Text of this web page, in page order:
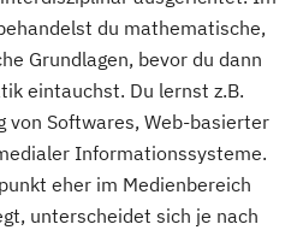
du mathematische,
Grundlagen, bevor du dann
eintauchst. Du lernst z.B.
von Softwares, Web-basierter
Informationssysteme.
eher im Medienbereich
unterscheidet sich je nach